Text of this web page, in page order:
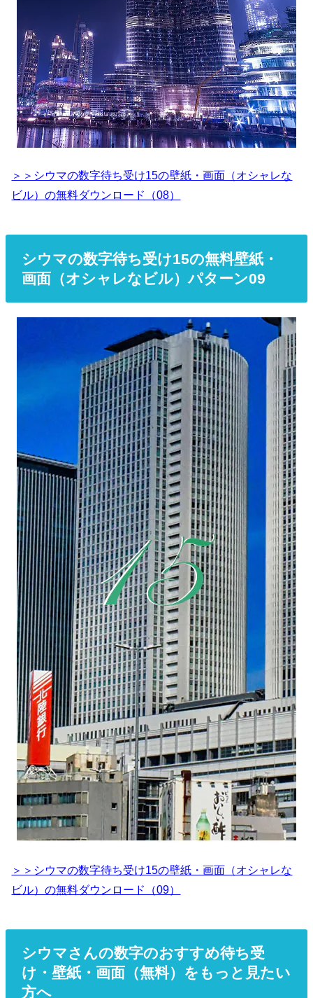
＞＞シウマの数字待ち受け15の壁紙・画面（オシャレな
ビル）の無料ダウンロード（08）
シウマの数字待ち受け15の無料壁紙・
画面（オシャレなビル）パターン09
＞＞シウマの数字待ち受け15の壁紙・画面（オシャレな
ビル）の無料ダウンロード（09）
シウマさんの数字のおすすめ待ち受
け・壁紙・画面（無料）をもっと見たい
方へ